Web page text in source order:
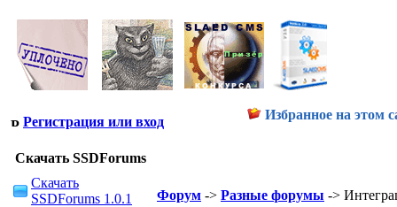
Регистрация или вход Избранное на этом
Скачать SSDForums
Скачать
SSDForums 1.0.1
Форум -> Разные форумы ->